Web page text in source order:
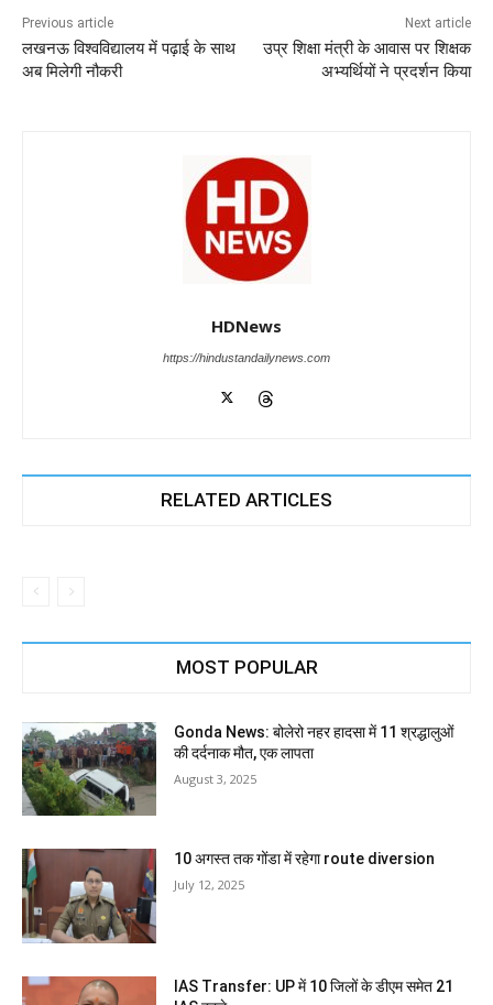
o
o
p
p
n
m
er
Previous article
लखनऊ विश्वविद्यालय में पढ़ाई के साथ
अब मिलेगी नौकरी
Next article
उप्र शिक्षा मंत्री के आवास पर शिक्षक
अभ्यर्थियों ने प्रदर्शन किया
HDNews
https://hindustandailynews.com
RELATED ARTICLES
MOST POPULAR
Gonda News: बोलेरो नहर हादसा में 11 श्रद्धालुओं
की दर्दनाक मौत, एक लापता
August 3, 2025
10 अगस्त तक गोंडा में रहेगा route diversion
July 12, 2025
IAS Transfer: UP में 10 जिलों के डीएम समेत 21